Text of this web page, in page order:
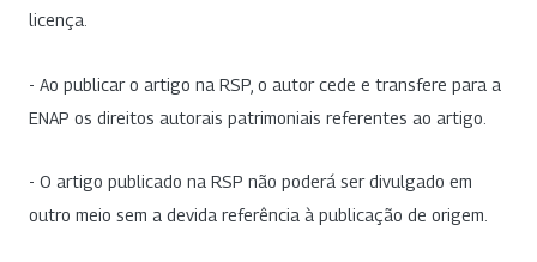
licença.
- Ao publicar o artigo na RSP, o autor cede e transfere para a
ENAP os direitos autorais patrimoniais referentes ao artigo.
- O artigo publicado na RSP não poderá ser divulgado em
outro meio sem a devida referência à publicação de origem.